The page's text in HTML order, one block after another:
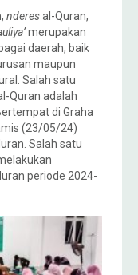
nderesal-Quran,
merupakan
daerah, baik
maupun
Salah satu
Quran adalah
di Graha
(23/05/24)
Salah satu
periode 2024-